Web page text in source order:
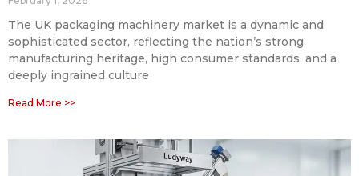
The UK packaging machinery market is a dynamic and
sophisticated sector, reflecting the nation’s strong
manufacturing heritage, high consumer standards, and a
deeply ingrained culture
Read More >>